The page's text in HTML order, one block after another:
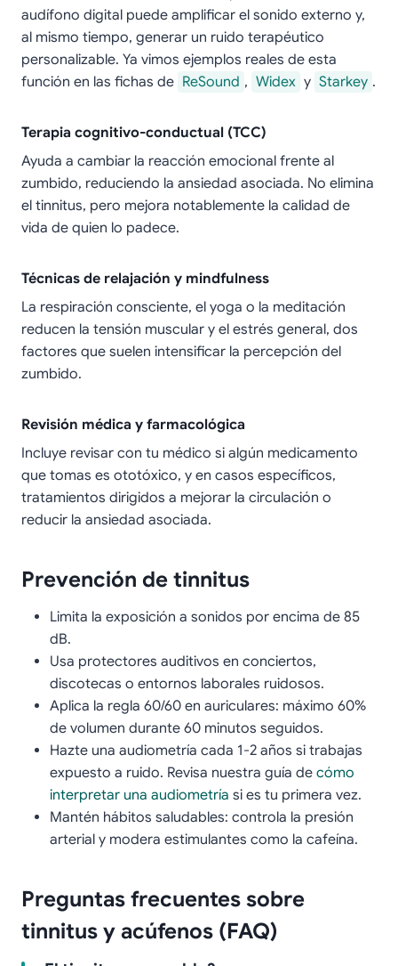
audífono digital puede amplificar el sonido externo y,
al mismo tiempo, generar un ruido terapéutico
personalizable. Ya vimos ejemplos reales de esta
función en las fichas de ReSound , Widex y Starkey .
Terapia cognitivo-conductual (TCC)
Ayuda a cambiar la reacción emocional frente al
zumbido, reduciendo la ansiedad asociada. No elimina
el tinnitus, pero mejora notablemente la calidad de
vida de quien lo padece.
Técnicas de relajación y mindfulness
La respiración consciente, el yoga o la meditación
reducen la tensión muscular y el estrés general, dos
factores que suelen intensificar la percepción del
zumbido.
Revisión médica y farmacológica
Incluye revisar con tu médico si algún medicamento
que tomas es ototóxico, y en casos específicos,
tratamientos dirigidos a mejorar la circulación o
reducir la ansiedad asociada.
Prevención de tinnitus
Limita la exposición a sonidos por encima de 85
dB.
Usa protectores auditivos en conciertos,
discotecas o entornos laborales ruidosos.
Aplica la regla 60/60 en auriculares: máximo 60%
de volumen durante 60 minutos seguidos.
Hazte una audiometría cada 1-2 años si trabajas
expuesto a ruido. Revisa nuestra guía de cómo
interpretar una audiometría si es tu primera vez.
Mantén hábitos saludables: controla la presión
arterial y modera estimulantes como la cafeína.
Preguntas frecuentes sobre
tinnitus y acúfenos (FAQ)